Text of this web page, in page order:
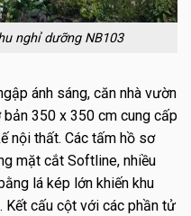
nghỉ dưỡng NB103
ánh sáng, căn nhà vườn
350 x 350 cm cung cấp
nội thất. Các tấm hồ sơ
mặt cắt Softline, nhiều
lá kép lớn khiến khu
cấu cột với các phần tử